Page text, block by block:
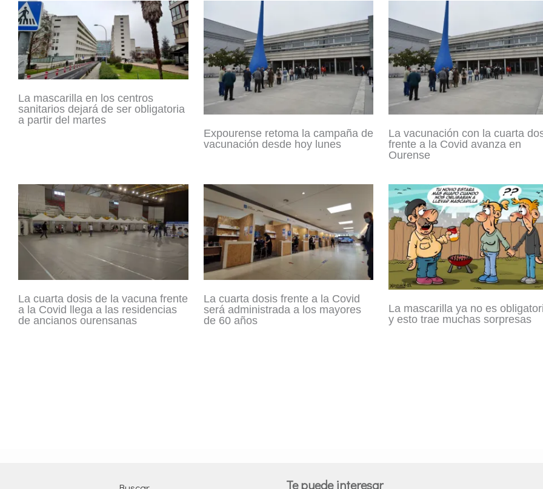
La mascarilla en los centros
sanitarios dejará de ser obligatoria
a partir del martes
Expourense retoma la campaña de
vacunación desde hoy lunes
La vacunación con la cuarta
frente a la Covid avanza en
Ourense
La cuarta dosis de la vacuna frente
a la Covid llega a las residencias
de ancianos ourensanas
La cuarta dosis frente a la Covid
será administrada a los mayores
de 60 años
La mascarilla ya no es
y esto trae muchas sorpresas
Te puede interesar